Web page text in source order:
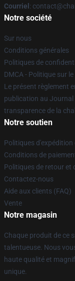
Courriel :
Notre société
Sur nous
Conditions générales
Politiques de
DMCA - Politique sur
Le présent règlement
publication au Journal
transparence de la
Notre soutien
Politiques d'expédition
Conditions de
Politiques de retour et
Contactez-nous
Aide aux clients (FAQ)
Vente
Notre magasin
Chaque produit de ce
talentueuse. Nous
haute qualité et
unique.